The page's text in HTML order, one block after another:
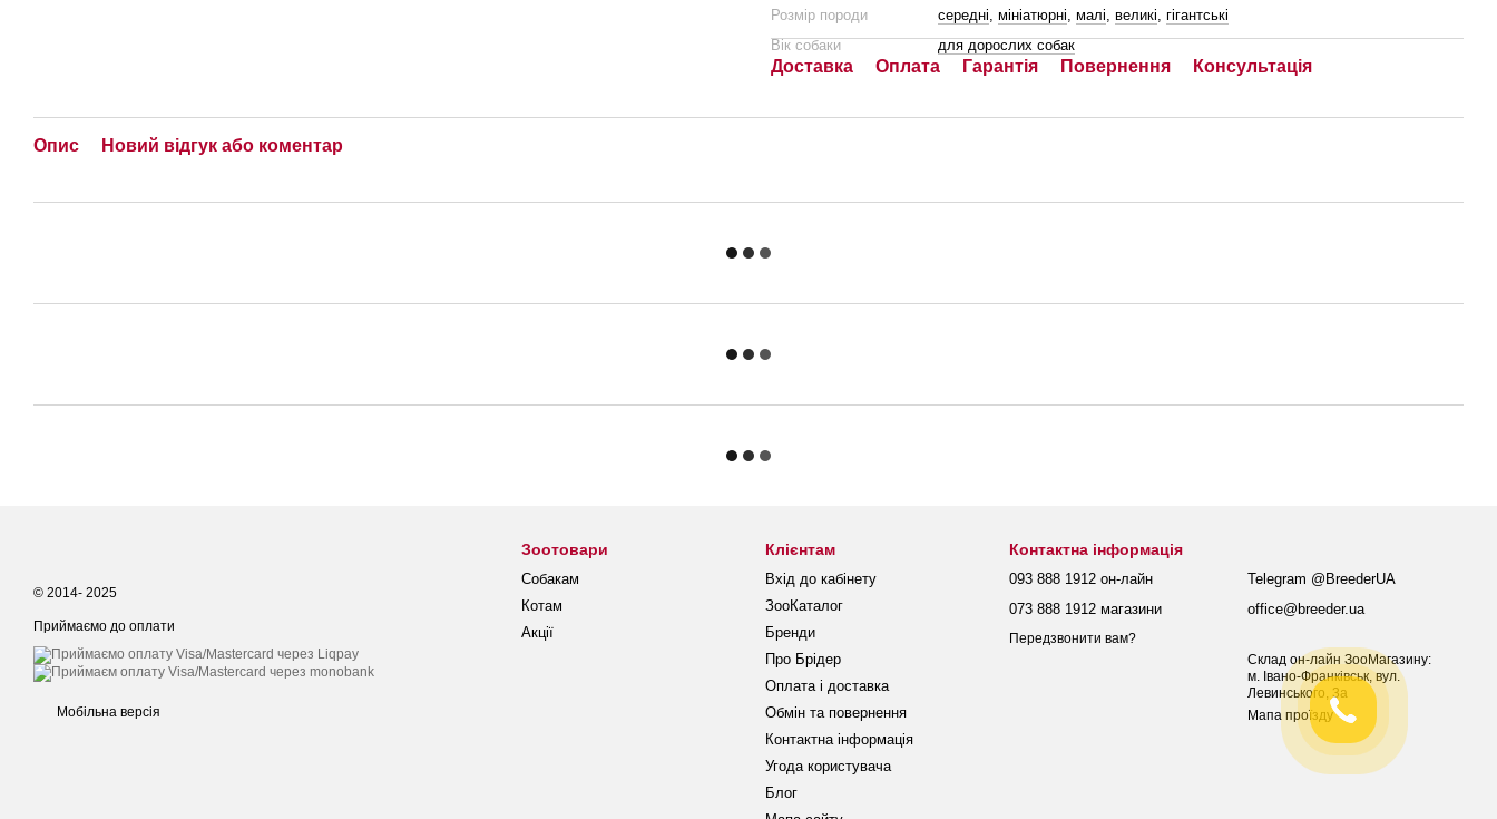
Розмір породи
середні, мініатюрні, малі, великі, гігантські
Вік собаки
для дорослих собак
Доставка Оплата Гарантія Повернення Консультація
Опис Новий відгук або коментар
© 2014- 2025
Приймаємо до оплати
Мобільна версія
Зоотовари
Собакам
Котам
Акції
Клієнтам
Вхід до кабінету
ЗооКаталог
Бренди
Про Брідер
Оплата і доставка
Обмін та повернення
Контактна інформація
Угода користувача
Блог
Контактна інформація
093 888 1912 он-лайн
073 888 1912 магазини
Передзвонити вам?
Telegram @BreederUA
office@breeder.ua
Склад он-лайн ЗооМагазину:
м. Івано-Франківськ, вул.
Левинського, 3а
Мапа проїзду